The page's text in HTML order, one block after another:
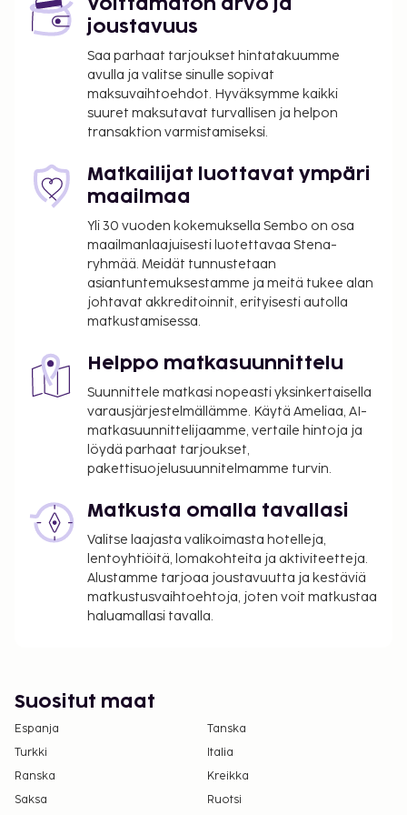
Majoituspaikan ensisijainen lentokenttä on Roissy -
Charles de Gaullen lentokenttä (CDG).
Käytössäsi on tietokonepiste, ilmaiset
sanomalehdet aulassa ja
kuivapesula-/pesulapalvelut. Palveluihin kuuluu
terassi, puutarha ja ilmainen langaton
internetyhteys. Tämän hotellin palveluihin kuuluu
Boucherie palvelee majoituspaikan asiakkaita.
Päätä päiväsi nauttimalla muutama drinkki
baarissa. Maksullinen buffetaamiainen tarjotaan
päivittäin klo 6.00–10.00. Tämän majoituspaikan
virallisen tähtiluokituksen on myöntänyt Ranskan
Majoituspaikka veloittaa seuraavat paikan päällä
suoritettavat maksut. Maksuihin saattaa sisältyä
sovellettavat verot:
Kaupungin perimä vero: 5.53 EUR per henkilö
per yö. Tätä veroa ei peritä alle 18 vuotta
Tässä on mainittu kaikki majoituspaikan meille
ilmoittamat maksut.
Maksu buffetaamiaisesta: noin 14 EUR aikuisille
ja 7 EUR lapsille
Turvallinen omatoiminen pysäköinti: 5 EUR per
Yllä oleva luettelo ei ehkä kata kaikkea. Maksut ja
takuumaksut eivät välttämättä sisällä veroja, ja ne
saattavat muuttua.
Kansallisten määräysten vuoksi käteismaksut
Voittamaton arvo ja
joustavuus
Saa parhaat tarjoukset hintatakuumme
avulla ja valitse sinulle sopivat
maksuvaihtoehdot. Hyväksymme kaikki
suuret maksutavat turvallisen ja helpon
transaktion varmistamiseksi.
Matkailijat luottavat ympäri
maailmaa
Yli 30 vuoden kokemuksella Sembo on osa
maailmanlaajuisesti luotettavaa Stena-
ryhmää. Meidät tunnustetaan
asiantuntemuksestamme ja meitä tukee alan
johtavat akkreditoinnit, erityisesti autolla
matkustamisessa.
Helppo matkasuunnittelu
Suunnittele matkasi nopeasti yksinkertaisella
varausjärjestelmällämme. Käytä Ameliaa, AI-
matkasuunnittelijaamme, vertaile hintoja ja
löydä parhaat tarjoukset,
pakettisuojelusuunnitelmamme turvin.
Matkusta omalla tavallasi
Valitse laajasta valikoimasta hotelleja,
lentoyhtiöitä, lomakohteita ja aktiviteetteja.
Alustamme tarjoaa joustavuutta ja kestäviä
matkustusvaihtoehtoja, joten voit matkustaa
haluamallasi tavalla.
Suositut maat
Espanja
Tanska
Turkki
Italia
Ranska
Kreikka
Saksa
Ruotsi